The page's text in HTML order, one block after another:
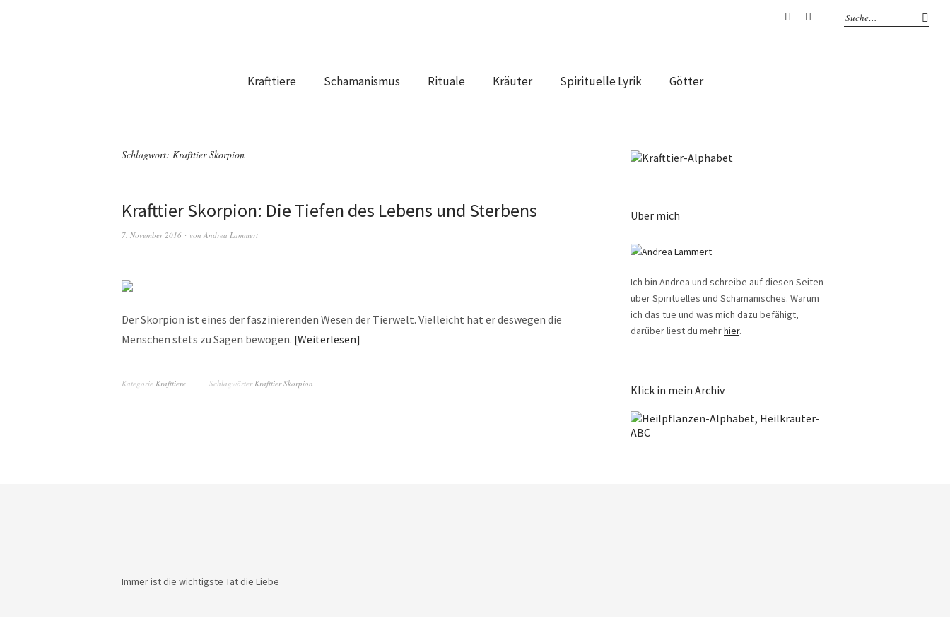
Krafttiere Schamanismus Rituale Kräuter Spirituelle Lyrik Götter
Schlagwort: Krafttier Skorpion
Krafttier Skorpion: Die Tiefen des Lebens und Sterbens
7. November 2016 von Andrea Lammert
Der Skorpion ist eines der faszinierenden Wesen der Tierwelt. Vielleicht hat er deswegen die
Menschen stets zu Sagen bewogen. Weiterlesen
Kategorie Krafttiere SchlagwörterKrafttier Skorpion
Über mich
Ich bin Andrea und schreibe auf diesen Seiten
über Spirituelles und Schamanisches. Warum
ich das tue und was mich dazu befähigt,
darüber liest du mehrhier.
Klick in mein Archiv
Immer ist die wichtigste Tat die Liebe